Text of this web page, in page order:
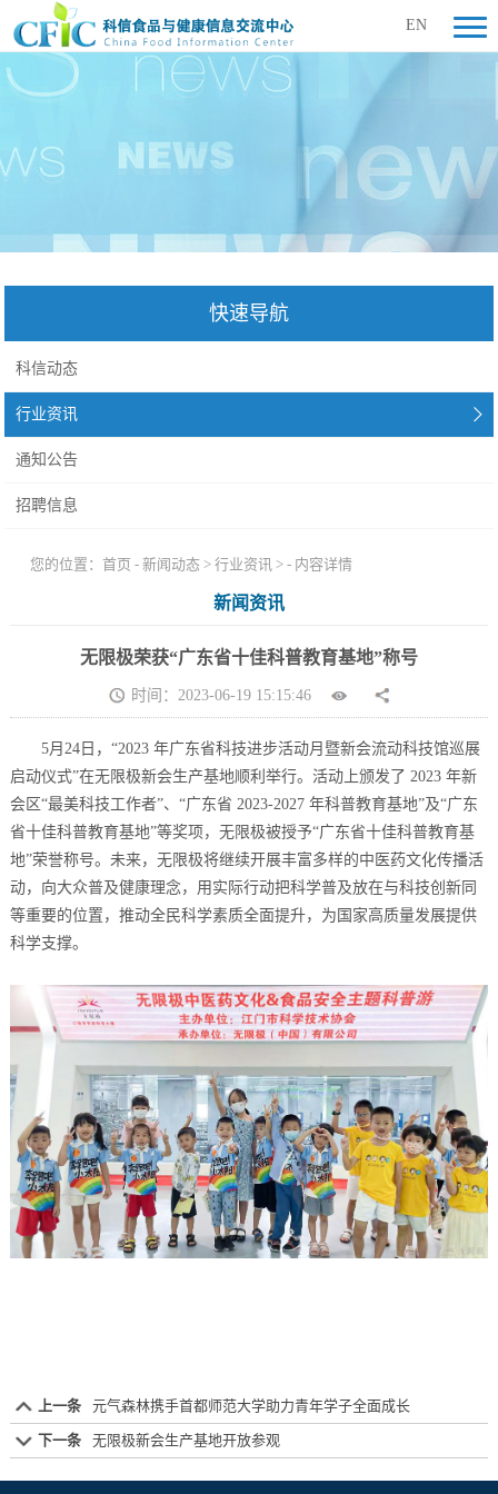
EN
快速导航
科信动态
行业资讯
通知公告
招聘信息
您的位置：首页 -新闻动态 >行业资讯 > - 内容详情
新闻资讯
无限极荣获“广东省十佳科普教育基地”称号
时间：2023-06-19 15:15:46
5月24日，“2023 年广东省科技进步活动月暨新会流动科技馆巡展
启动仪式”在无限极新会生产基地顺利举行。活动上颁发了 2023 年新
会区“最美科技工作者”、“广东省 2023-2027 年科普教育基地”及“广东
省十佳科普教育基地”等奖项，无限极被授予“广东省十佳科普教育基
地”荣誉称号。未来，无限极将继续开展丰富多样的中医药文化传播活
动，向大众普及健康理念，用实际行动把科学普及放在与科技创新同
等重要的位置，推动全民科学素质全面提升，为国家高质量发展提供
科学支撑。
上一条 元气森林携手首都师范大学助力青年学子全面成长
下一条 无限极新会生产基地开放参观